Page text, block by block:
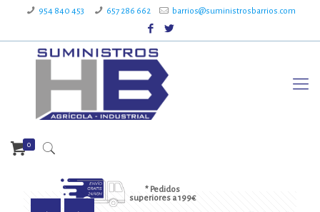
954 840 453 657 286 662 barrios@suministrosbarrios.com
* Pedidos
superiores a 199€
0